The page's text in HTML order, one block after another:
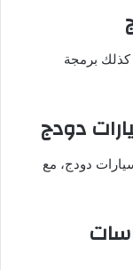
كذلك برمجة
دودج، مع